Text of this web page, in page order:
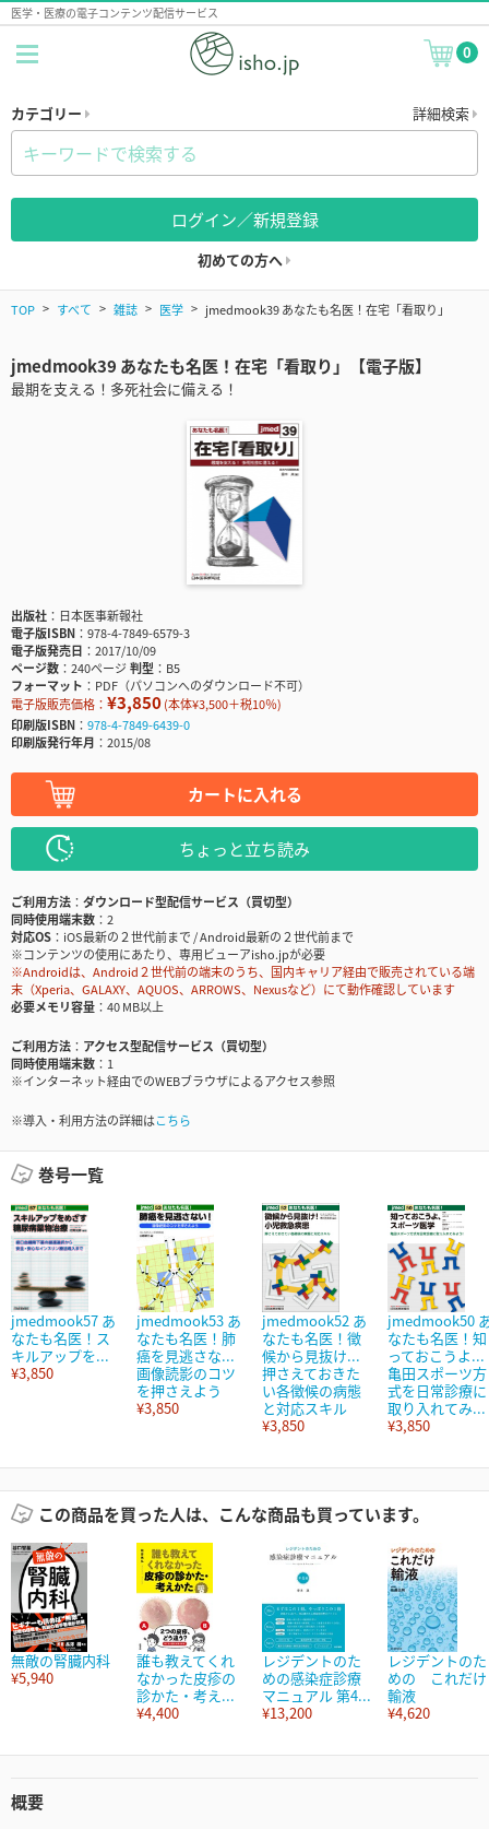
医学・医療の電子コンテンツ配信サービス
0
カテゴリー 詳細検索
ログイン／新規登録
初めての方へ
TOP すべて 雑誌 医学 jmedmook39 あなたも名医！在宅「看取り」
jmedmook39 あなたも名医！在宅「看取り」【電子版】
最期を支える！多死社会に備える！
出版社
日本医事新報社
電子版ISBN
978-4-7849-6579-3
電子版発売日
2017/10/09
ページ数
240ページ判型
B5
フォーマット
PDF（パソコンへのダウンロード不可）
電子版販売価格： ¥3,850(本体¥3,500＋税10％)
印刷版ISBN
978-4-7849-6439-0
印刷版発行年月
2015/08
カートに入れる
ちょっと立ち読み
ご利用方法
ダウンロード型配信サービス（買切型）
同時使用端末数
2
対応OS
iOS最新の２世代前まで / Android最新の２世代前まで
※コンテンツの使用にあたり、専用ビューアisho.jpが必要
※Androidは、Android２世代前の端末のうち、国内キャリア経由で販売されている端
末（Xperia、GALAXY、AQUOS、ARROWS、Nexusなど）にて動作確認しています
必要メモリ容量
40 MB以上
ご利用方法
アクセス型配信サービス（買切型）
同時使用端末数
1
※インターネット経由でのWEBブラウザによるアクセス参照
※導入・利用方法の詳細はこちら
巻号一覧
jmedmook57 あ
なたも名医！ス
キルアップを...
¥3,850
jmedmook53 あ
なたも名医！肺
癌を見逃さな...
画像読影のコツ
を押さえよう
¥3,850
jmedmook52 あ
なたも名医！徴
候から見抜け...
押さえておきた
い各徴候の病態
と対応スキル
¥3,850
jmedmook50
なたも名医！知
っておこうよ...
亀田スポーツ方
式を日常診療に
取り入れてみ...
¥3,850
この商品を買った人は、こんな商品も買っています。
無敵の腎臓内科
¥5,940
誰も教えてくれ
なかった皮疹の
診かた・考え...
¥4,400
レジデントのた
めの感染症診療
マニュアル 第4...
¥13,200
レジデントのた
めの これだけ
輸液
¥4,620
概要